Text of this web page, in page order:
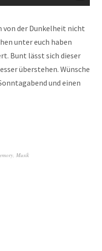
von der Dunkelheit nicht
unter euch haben
Bunt lässt sich dieser
überstehen. Wünsche
und einen
, Musik